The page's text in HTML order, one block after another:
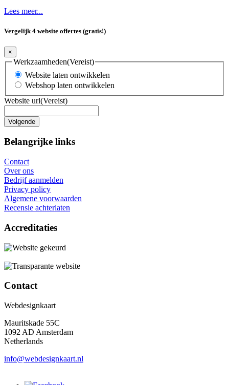
Lees meer...
Vergelijk 4 website offertes (gratis!)
×
Werkzaamheden(Vereist)
Website laten ontwikkelen
Webshop laten ontwikkelen
Website url(Vereist)
Belangrijke links
Contact
Over ons
Bedrijf aanmelden
Privacy policy
Algemene voorwaarden
Recensie achterlaten
Accreditaties
Contact
Webdesignkaart
Mauritskade 55C
1092 AD Amsterdam
Netherlands
info@webdesignkaart.nl